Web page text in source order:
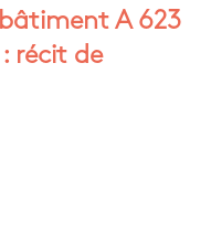
A 623
récit de